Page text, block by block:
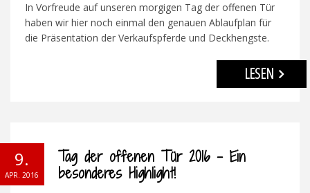
In Vorfreude auf unseren morgigen Tag der offenen Tür
haben wir hier noch einmal den genauen Ablaufplan für
die Präsentation der Verkaufspferde und Deckhengste.
LESEN
9.
APR. 2016
Tag der offenen Tür 2016 – Ein
besonderes Highlight!